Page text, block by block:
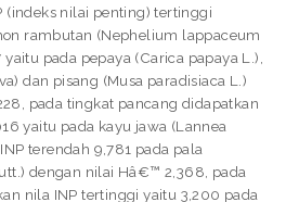
(indeks nilai penting) tertinggi
rambutan (Nephelium lappaceum
yaitu pada pepaya (Carica papaya L.),
dan pisang (Musa paradisiaca L.)
pada tingkat pancang didapatkan
yaitu pada kayu jawa (Lannea
terendah 9,781 pada pala
dengan nilai Hâ€™ 2,368, pada
nila INP tertinggi yaitu 3,200 pada